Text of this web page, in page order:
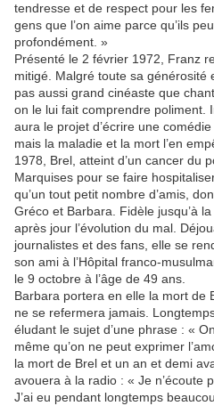
tendresse et de respect pour les
gens que l’on aime parce qu’ils
profondément. »
Présenté le 2 février 1972, Franz
mitigé. Malgré toute sa générosité
pas aussi grand cinéaste que
on le lui fait comprendre poliment.
aura le projet d’écrire une
mais la maladie et la mort l’en
1978, Brel, atteint d’un cancer du
Marquises pour se faire
qu’un tout petit nombre d’amis,
Gréco et Barbara. Fidèle jusqu’à
après jour l’évolution du mal.
journalistes et des fans, elle se
son ami à l’Hôpital franco-
le 9 octobre à l’âge de 49 ans.
Barbara portera en elle la mort de
ne se refermera jamais.
éludant le sujet d’une phrase : «
même qu’on ne peut exprimer
la mort de Brel et un an et demi
avouera à la radio : « Je n’écoute
J’ai eu pendant longtemps